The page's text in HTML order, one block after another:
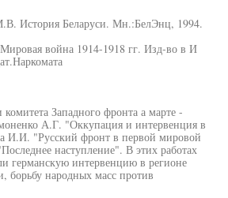
История Беларуси. Мн.:БелЭнц, 1994.
война 1914-1918 гг. Изд-во в И
комитета Западного фронта а марте -
А.Г. "Оккупация и интервенция в
И.И. "Русский фронт в первой мировой
наступление". В этих работах
германскую интервенцию в регионе
борьбу народных масс против